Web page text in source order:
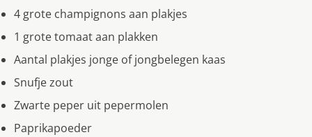
4 grote champignons aan plakjes
1 grote tomaat aan plakken
Aantal plakjes jonge of jongbelegen kaas
Snufje zout
Zwarte peper uit pepermolen
Paprikapoeder